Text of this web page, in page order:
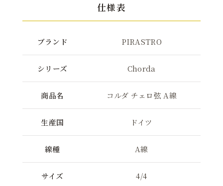
仕様表
ブランド PIRASTRO
シリーズ Chorda
商品名 コルダ チェロ弦 A線
生産国 ドイツ
線種 A線
サイズ 4/4